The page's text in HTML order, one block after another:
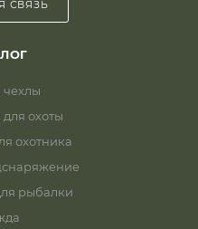
СВЯЗЬ
чехлы
охоты
охотника
рыбалки